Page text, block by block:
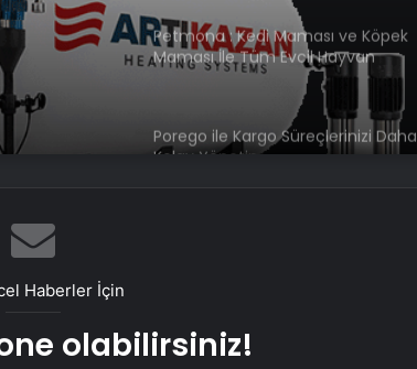
Petmona : Kedi Maması ve Köpek
Maması İle Tüm Evcil Hayvan
Ürünleri
Porego ile Kargo Süreçlerinizi Daha
Kolay Yönetin
Esat Bey Shop ile Sosyal Medya
Hizmetlerinde Güçlü Panel
Haberler İçin
olabilirsiniz!